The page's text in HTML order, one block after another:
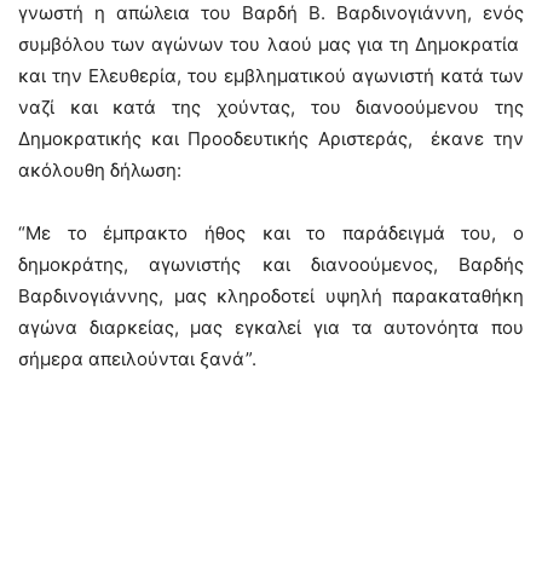
γνωστή η απώλεια του Βαρδή Β. Βαρδινογιάννη, ενός
συμβόλου των αγώνων του λαού μας για τη Δημοκρατία
και την Ελευθερία, του εμβληματικού αγωνιστή κατά των
ναζί και κατά της χούντας, του διανοούμενου της
Δημοκρατικής και Προοδευτικής Αριστεράς, έκανε την
ακόλουθη δήλωση:
“Με το έμπρακτο ήθος και το παράδειγμά του, ο
δημοκράτης, αγωνιστής και διανοούμενος, Βαρδής
Βαρδινογιάννης, μας κληροδοτεί υψηλή παρακαταθήκη
αγώνα διαρκείας, μας εγκαλεί για τα αυτονόητα που
σήμερα απειλούνται ξανά”.